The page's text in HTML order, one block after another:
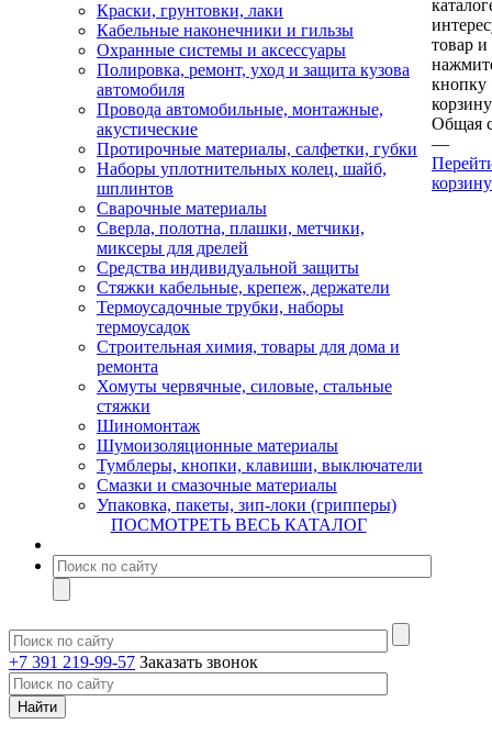
Краски, грунтовки, лаки
Кабельные наконечники и гильзы
Охранные системы и аксессуары
Полировка, ремонт, уход и защита кузова
автомобиля
Провода автомобильные, монтажные,
акустические
Протирочные материалы, салфетки, губки
Наборы уплотнительных колец, шайб,
шплинтов
Сварочные материалы
Сверла, полотна, плашки, метчики,
миксеры для дрелей
Средства индивидуальной защиты
Стяжки кабельные, крепеж, держатели
Термоусадочные трубки, наборы
термоусадок
Строительная химия, товары для дома и
ремонта
Хомуты червячные, силовые, стальные
стяжки
Шиномонтаж
Шумоизоляционные материалы
Тумблеры, кнопки, клавиши, выключатели
Смазки и смазочные материалы
Упаковка, пакеты, зип-локи (грипперы)
ПОСМОТРЕТЬ ВЕСЬ КАТАЛОГ
+7 391 219-99-57 Заказать звонок
товар и
кнопку
Общая
—
корзину